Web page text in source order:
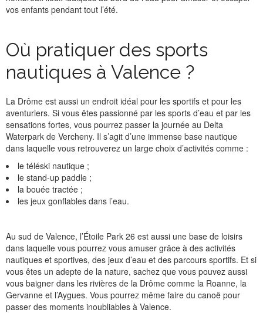
vos enfants pendant tout l’été.
Où pratiquer des sports
nautiques à Valence ?
La Drôme est aussi un endroit idéal pour les sportifs et pour les
aventuriers. Si vous êtes passionné par les sports d’eau et par les
sensations fortes, vous pourrez passer la journée au Delta
Waterpark de Vercheny. Il s’agit d’une immense base nautique
dans laquelle vous retrouverez un large choix d’activités comme :
le téléski nautique ;
le stand-up paddle ;
la bouée tractée ;
les jeux gonflables dans l’eau.
Au sud de Valence, l’Étoile Park 26 est aussi une base de loisirs
dans laquelle vous pourrez vous amuser grâce à des activités
nautiques et sportives, des jeux d’eau et des parcours sportifs. Et si
vous êtes un adepte de la nature, sachez que vous pouvez aussi
vous baigner dans les rivières de la Drôme comme la Roanne, la
Gervanne et l’Aygues. Vous pourrez même faire du canoë pour
passer des moments inoubliables à Valence.